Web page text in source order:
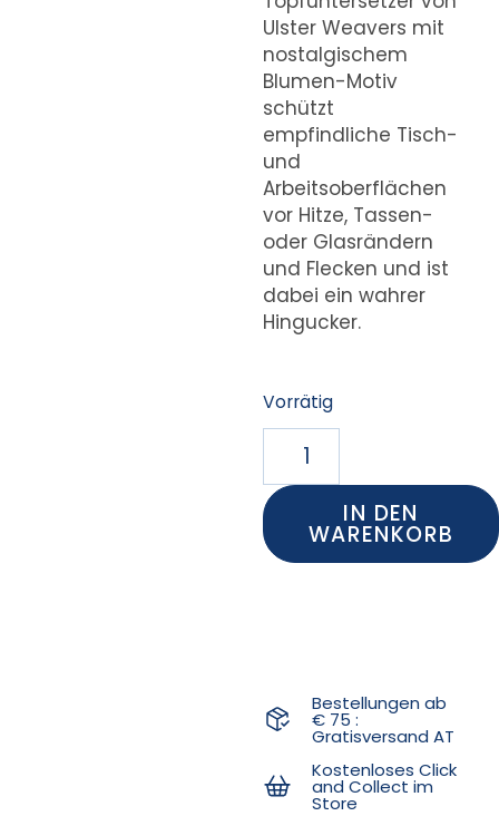
Ulster Weavers mit
nostalgischem
Blumen-Motiv
schützt
empfindliche Tisch-
und
Arbeitsoberflächen
vor Hitze, Tassen-
oder Glasrändern
und Flecken und ist
dabei ein wahrer
Hingucker.
Vorrätig
IN DEN
WARENKORB
Bestellungen ab
€ 75 :
Gratisversand AT
Kostenloses Click
and Collect im
Store